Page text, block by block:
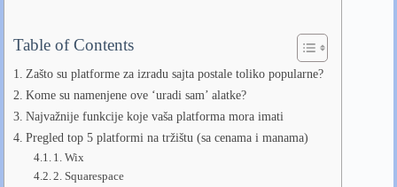
Table of Contents
Zašto su platforme za izradu sajta postale toliko popularne?
Kome su namenjene ove ‘uradi sam’ alatke?
Najvažnije funkcije koje vaša platforma mora imati
Pregled top 5 platformi na tržištu (sa cenama i manama)
1. Wix
2. Squarespace